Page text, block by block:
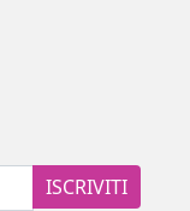
ISCRIVITI